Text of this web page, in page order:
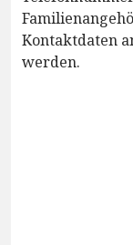
Kontaktdaten
werden.